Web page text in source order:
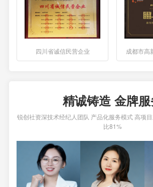
四川省诚信民营企业
成都市高
精诚铸造 金牌
锐创社资深技术经纪人团队 产品化服务模式 高项
比81%